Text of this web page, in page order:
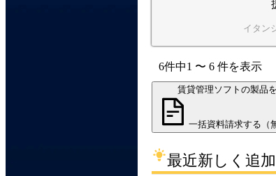
イタン
6件中1 〜 6 件を表示
賃貸管理ソフトの製品を
一括資料請求する（
最近新しく追